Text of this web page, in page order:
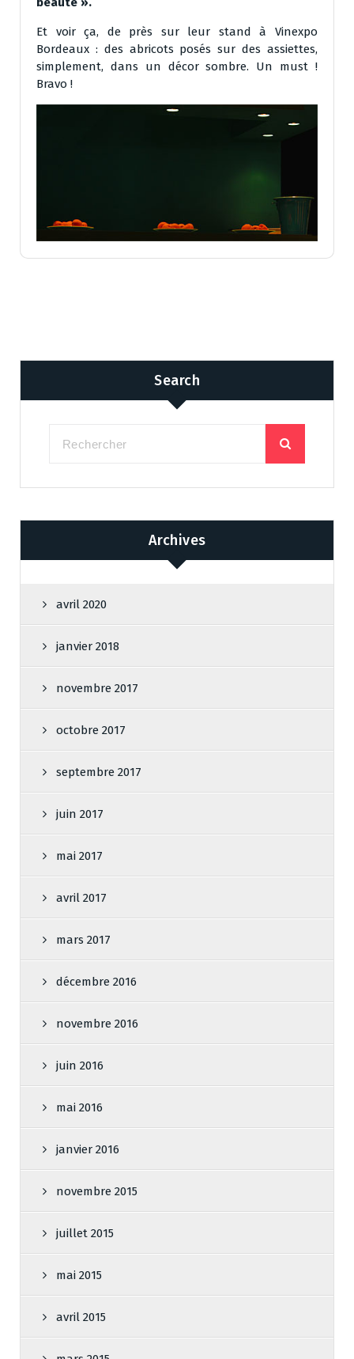
Et voir ça, de près sur leur stand à Vinexpo
Bordeaux : des abricots posés sur des assiettes,
simplement, dans un décor sombre. Un must !
Bravo !
Search
Archives
avril 2020
janvier 2018
novembre 2017
octobre 2017
septembre 2017
juin 2017
mai 2017
avril 2017
mars 2017
décembre 2016
novembre 2016
juin 2016
mai 2016
janvier 2016
novembre 2015
juillet 2015
mai 2015
avril 2015